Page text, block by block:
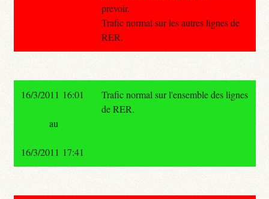
prevoir.
Trafic normal sur les autres lignes de
RER.
16/3/2011 16:01
Trafic normal sur l'ensemble des lignes
de RER.
au
16/3/2011 17:41